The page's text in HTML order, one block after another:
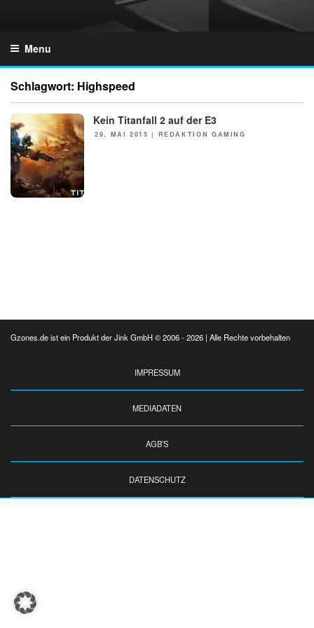
Menu
Schlagwort: Highspeed
NEWS Kein Titanfall 2 auf der E3
POSTED
29. MAI 2015 | REDAKTION GAMING
Gzones.de ist ein Produkt der Jink GmbH © 2006 - 2026 | Alle Rechte vorbehalten
IMPRESSUM
MEDIADATEN
AGB’S
DATENSCHUTZ